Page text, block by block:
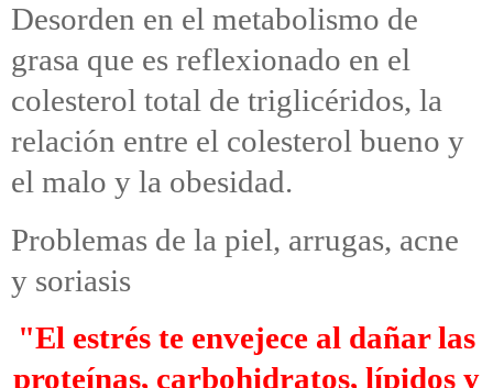
Desorden en el metabolismo de
grasa que es reflexionado en el
colesterol total de triglicéridos, la
relación entre el colesterol bueno y
el malo y la obesidad.
Problemas de la piel, arrugas, acne
y soriasis
"El estrés te envejece al dañar las
proteínas, carbohidratos, lípidos y